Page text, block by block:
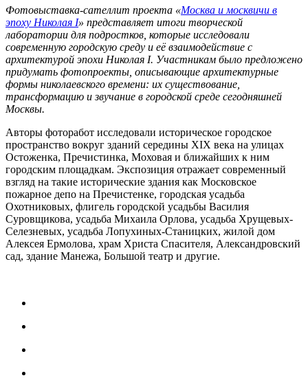
Фотовыставка-сателлит проекта «Москва и москвичи в
эпоху Николая I» представляет итоги творческой
лаборатории для подростков, которые исследовали
современную городскую среду и её взаимодействие с
архитектурой эпохи Николая I. Участникам было предложено
придумать фотопроекты, описывающие архитектурные
формы николаевского времени: их существование,
трансформацию и звучание в городской среде сегодняшней
Москвы.
Авторы фоторабот исследовали историческое городское
пространство вокруг зданий середины XIX века на улицах
Остоженка, Пречистинка, Моховая и ближайших к ним
городским площадкам. Экспозиция отражает современный
взгляд на такие исторические здания как Московское
пожарное депо на Пречистенке, городская усадьба
Охотниковых, флигель городской усадьбы Василия
Суровщикова, усадьба Михаила Орлова, усадьба Хрущевых-
Селезневых, усадьба Лопухиных-Станицких, жилой дом
Алексея Ермолова, храм Христа Спасителя, Александровский
сад, здание Манежа, Большой театр и другие.